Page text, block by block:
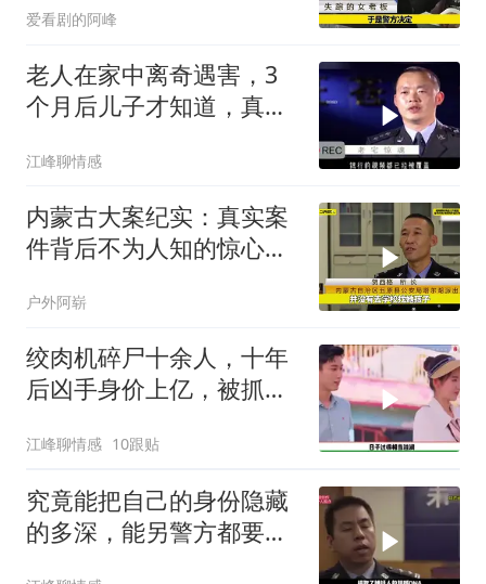
爱看剧的阿峰
老人在家中离奇遇害，3
个月后儿子才知道，真相
江峰聊情感
内蒙古大案纪实：真实案
件背后不为人知的惊心真
户外阿崭
绞肉机碎尸十余人，十年
后凶手身价上亿，被抓后
江峰聊情感 10跟贴
究竟能把自己的身份隐藏
的多深，能另警方都要刮